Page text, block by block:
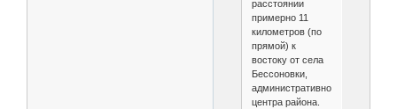
расстоянии
примерно 11
километров (по
прямой) к
востоку от села
Бессоновки,
административного
центра района.